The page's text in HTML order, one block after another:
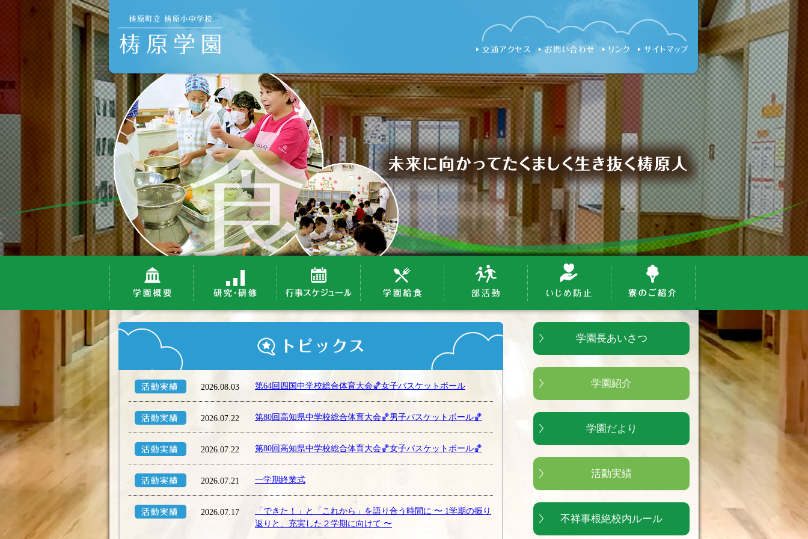
2026.08.03 第64回四国中学校総合体育大会🏀女子バスケットボール
2026.07.22 第80回高知県中学校総合体育大会🏀男子バスケットボール🏀
2026.07.22 第80回高知県中学校総合体育大会🏀女子バスケットボール🏀
2026.07.21 一学期終業式
2026.07.17
「できた！」と「これから」を語り合う時間に 〜 1学期の振り
返りと、充実した２学期に向けて 〜
学園長あいさつ
学園紹介
学園だより
活動実績
不祥事根絶校内ルール